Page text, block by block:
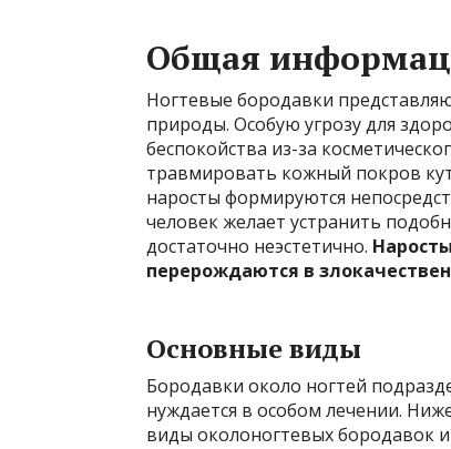
Общая
Ногтевые бородавки
природы. Особую угрозу для
беспокойства из-за
травмировать кожный покров
наросты формируются
человек желает устранить
достаточно неэстетично.
перерождаются в
Основные виды
Бородавки около ногтей
нуждается в особом лечении.
виды околоногтевых бородавок